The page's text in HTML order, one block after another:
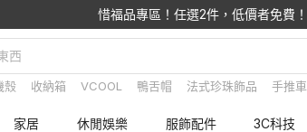
惜福品專區！任選2件，低價者免費！
殼 收納箱 VCOOL 鴨舌帽 法式珍珠飾品 手推車
家居 休閒娛樂 服飾配件 3C科技